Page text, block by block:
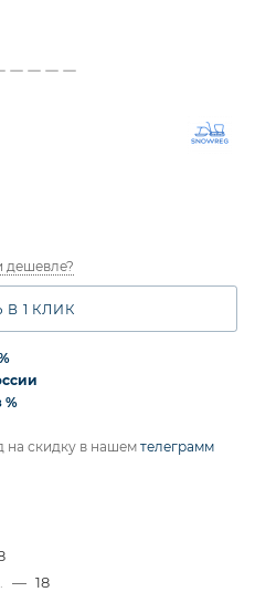
дешевле?
В 1 КЛИК
%
на скидку в нашем телеграмм
— 18